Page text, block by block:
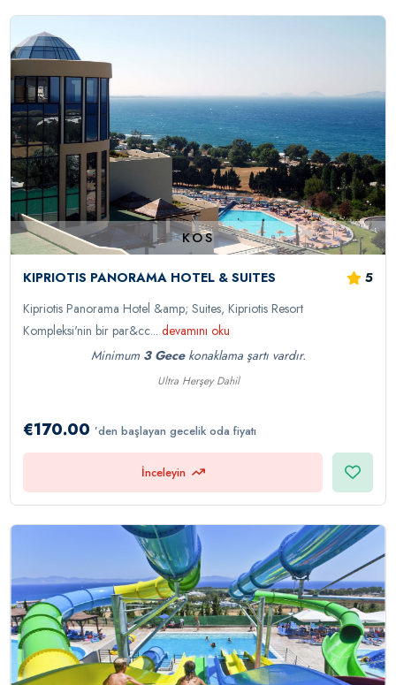
KOS
KIPRIOTIS PANORAMA HOTEL & SUITES 5
Kipriotis Panorama Hotel &amp; Suites, Kipriotis Resort
Kompleksi'nin bir par&cc...devamını oku
Minimum 3 Gecekonaklama şartı vardır.
Ultra Herşey Dahil
€170.00 ’den başlayan gecelik oda fiyatı
İnceleyin